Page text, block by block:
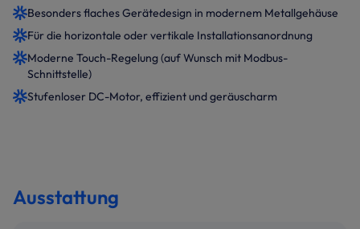
Besonders flaches Gerätedesign in modernem Metallgehäuse
Für die horizontale oder vertikale Installationsanordnung
Moderne Touch-Regelung (auf Wunsch mit Modbus-
Schnittstelle)
Stufenloser DC-Motor, effizient und geräuscharm
Ausstattung